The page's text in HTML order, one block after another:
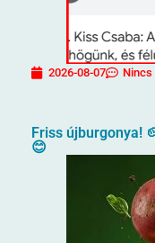
2026-08-07
Friss újburgonya!
😊